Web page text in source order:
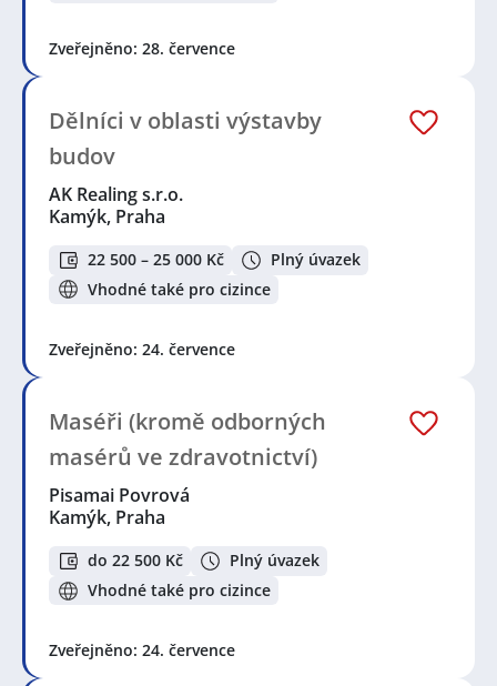
Zveřejněno: 28. července
Dělníci v oblasti výstavby
budov
AK Realing s.r.o.
Kamýk, Praha
22 500 – 25 000 Kč
Plný úvazek
Vhodné také pro cizince
Zveřejněno: 24. července
Maséři (kromě odborných
masérů ve zdravotnictví)
Pisamai Povrová
Kamýk, Praha
do 22 500 Kč
Plný úvazek
Vhodné také pro cizince
Zveřejněno: 24. července